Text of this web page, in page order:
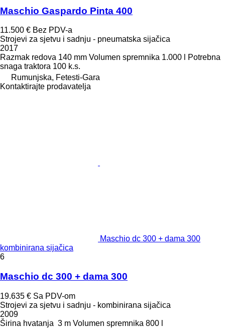
Maschio Gaspardo Pinta 400
11.500 € Bez PDV-a
Strojevi za sjetvu i sadnju - pneumatska sijačica
2017
Razmak redova 140 mm Volumen spremnika 1.000 l
Potrebna
snaga traktora 100 k.s.
Rumunjska, Fetesti-Gara
Kontaktirajte prodavatelja
Maschio dc 300 + dama 300
kombinirana sijačica
6
Maschio dc 300 + dama 300
19.635 € Sa PDV-om
Strojevi za sjetvu i sadnju - kombinirana sijačica
2009
Širina hvatanja 3 m Volumen spremnika 800 l